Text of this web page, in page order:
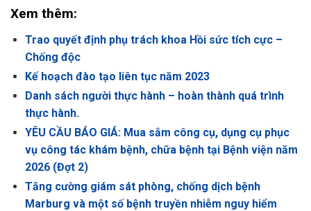
Xem thêm:
Trao quyết định phụ trách khoa Hồi sức tích cực –
Chống độc
Kế hoạch đào tạo liên tục năm 2023
Danh sách người thực hành – hoàn thành quá trình
thực hành.
YÊU CẦU BÁO GIÁ: Mua sắm công cụ, dụng cụ phục
vụ công tác khám bệnh, chữa bệnh tại Bệnh viện năm
2026 (Đợt 2)
Tăng cường giám sát phòng, chống dịch bệnh
Marburg và một số bệnh truyền nhiễm nguy hiểm